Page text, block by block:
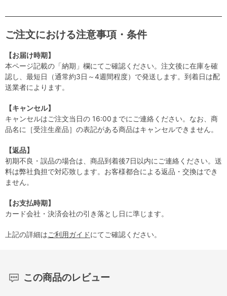
ご注文における注意事項・条件
【お届け時期】
本ページ記載の「納期」欄にてご確認ください。注文後に在庫を確
認し、最短日（通常約3日～4週間程度）で発送します。到着日は配
送業者によります。
【キャンセル】
キャンセルはご注文当日の 16:00までにご連絡ください。なお、商
品名に［受注生産品］の表記がある商品はキャンセルできません。
【返品】
初期不良・誤品の場合は、商品到着後7日以内にご連絡ください。送
料は弊社負担で対応致します。お客様都合による返品・交換はでき
ません。
【お支払時期】
カード会社・決済会社の引き落とし日に準じます。
上記の詳細はご利用ガイドにてご確認ください。
この商品のレビュー